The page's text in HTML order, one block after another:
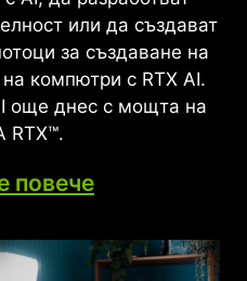
или да създават
за създаване на
компютри с RTX AI.
още днес с мощта на
RTX™.
повече
пробив, DLSS 4,
на множество
на лъчи и
от графични
RTX™ 50 и пето
DLSS на GeForce
за игра, подкрепен
на NVIDIA в облака,
компютър.
скорост,
на GeForce RTX 50 с
поколение и
за невронно
ядра от пето